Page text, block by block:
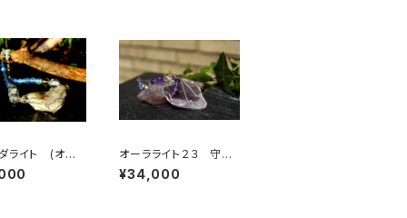
ライト (オー
ンボークォー
意識を引き上
オーラライト２３ 守護
霊、ガイドと繋げ、自身
の内側への旅へと誘導
¥34,000